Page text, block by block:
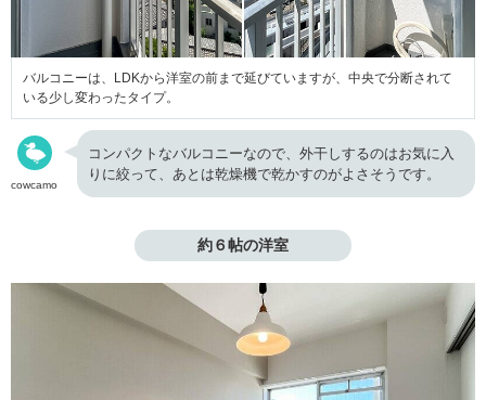
バルコニーは、LDKから洋室の前まで延びていますが、中央で分断されて
いる少し変わったタイプ。
cowcamo
コンパクトなバルコニーなので、外干しするのはお気に入
りに絞って、あとは乾燥機で乾かすのがよさそうです。
約６帖の洋室